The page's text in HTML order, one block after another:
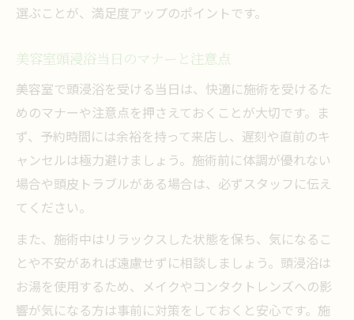
選ぶことが、満足度アップのポイントです。
美容室頭浸浴当日のマナーと注意点
美容室で頭浸浴を受ける当日は、快適に施術を受けるた
めのマナーや注意点を押さえておくことが大切です。ま
ず、予約時間には余裕を持って来店し、遅刻や直前のキ
ャンセルは極力避けましょう。施術前に体調が優れない
場合や頭皮トラブルがある場合は、必ずスタッフに伝え
てください。
また、施術中はリラックスした状態を保ち、気になるこ
とや不安があれば遠慮せずに相談しましょう。頭浸浴は
お湯を使用するため、メイクやコンタクトレンズへの影
響が気になる方は事前に対策をしておくと安心です。施